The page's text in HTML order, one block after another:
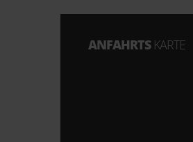
ANFAHRTSKARTE